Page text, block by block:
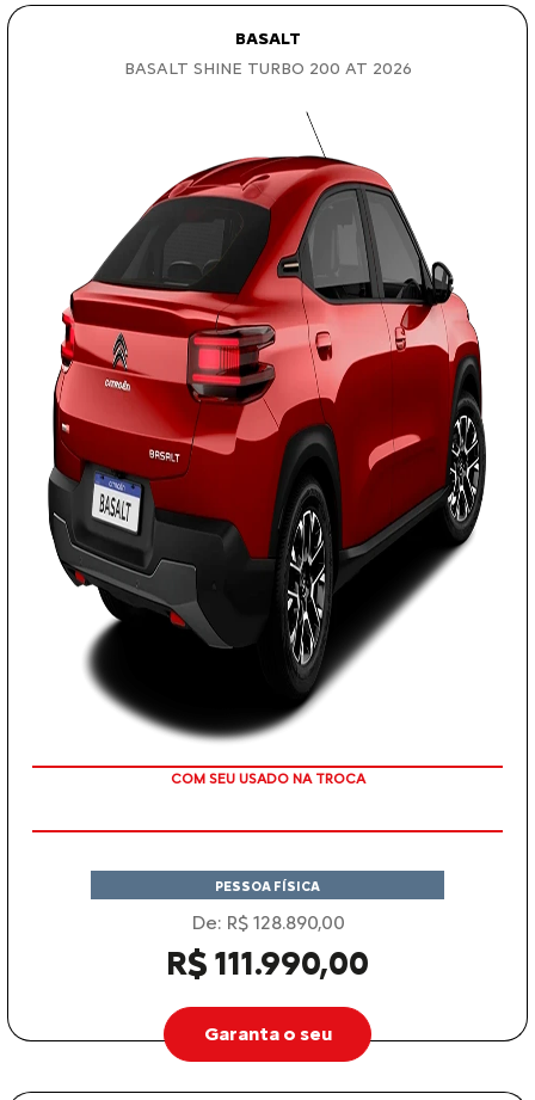
BASALT
BASALT SHINE TURBO 200 AT 2026
TAXA ZERO
PESSOA FÍSICA
De: R$ 128.890,00
R$ 111.990,00
Garanta o seu